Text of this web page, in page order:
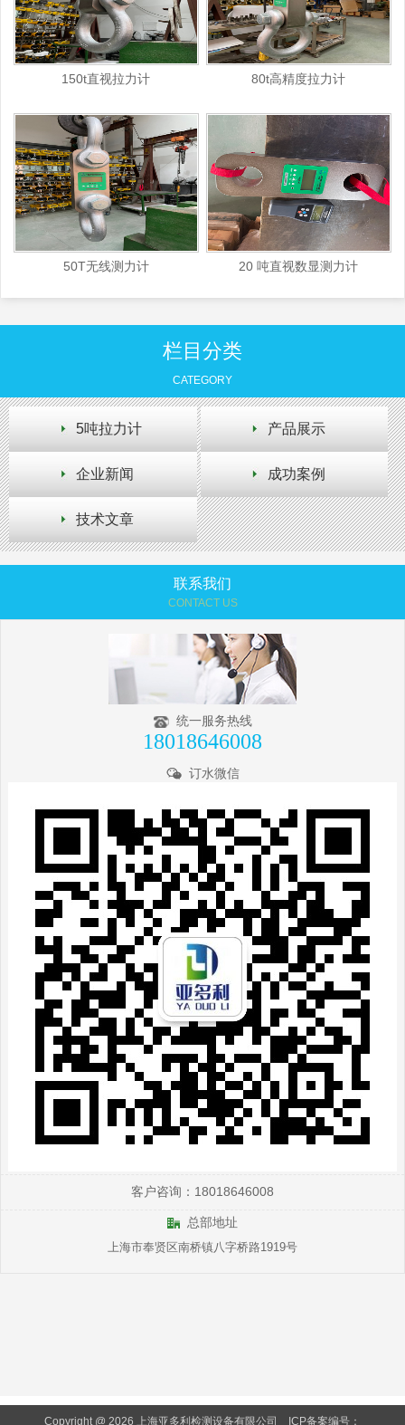
150t直视拉力计 80t高精度拉力计
50T无线测力计 20 吨直视数显测力计
栏目分类
CATEGORY
5吨拉力计 产品展示
企业新闻 成功案例
技术文章
联系我们
CONTACT US
统一服务热线
18018646008
订水微信
客户咨询：18018646008
总部地址
上海市奉贤区南桥镇八字桥路1919号
Copyright @ 2026 上海亚多利检测设备有限公司 ICP备案编号：